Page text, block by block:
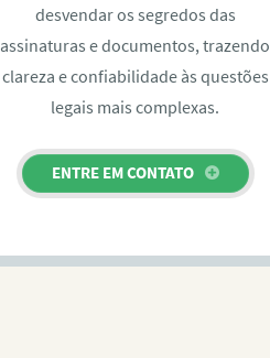
desvendar os segredos das
assinaturas e documentos, trazendo
clareza e confiabilidade às questões
legais mais complexas.
ENTRE EM CONTATO